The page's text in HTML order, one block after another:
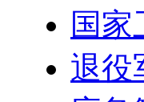
国家
退役